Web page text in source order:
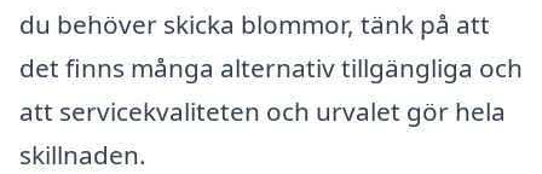
du behöver skicka blommor, tänk på att
det finns många alternativ tillgängliga och
att servicekvaliteten och urvalet gör hela
skillnaden.